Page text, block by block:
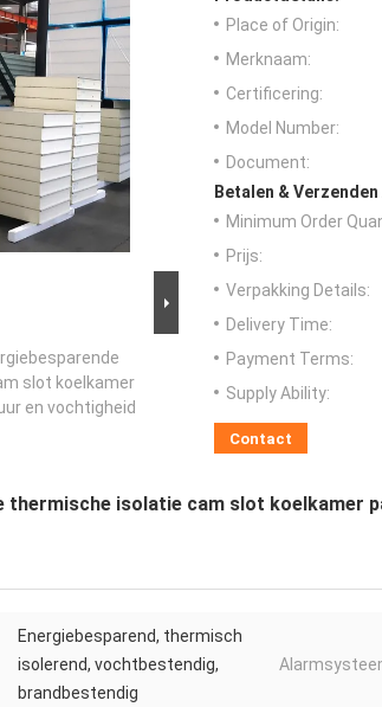
slot koelkamer
en vochtigheid
Place of Origin:
Merknaam:
Certificering:
Model Number:
Document:
Betalen &
Minimum Order
Prijs:
Verpakking Details:
Delivery Time:
Payment Terms:
Supply Ability:
Contact
thermische isolatie cam slot koelkamer
Energiebesparend, thermisch
isolerend, vochtbestendig,
brandbestendig